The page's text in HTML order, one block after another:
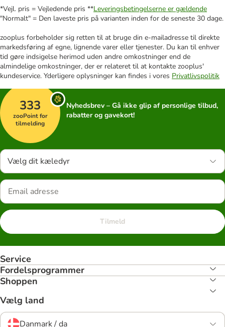
*Vejl. pris = Vejledende pris **Leveringsbetingelserne er gældende
"Normalt" = Den laveste pris på varianten inden for de seneste 30 dage.
zooplus forbeholder sig retten til at bruge din e-mailadresse til direkte
markedsføring af egne, lignende varer eller tjenester. Du kan til enhver
tid gøre indsigelse herimod uden andre omkostninger end de
almindelige omkostninger, der er relateret til at kontakte zooplus'
kundeservice. Yderligere oplysninger kan findes i vores Privatlivspolitik
333
zooPoint for
tilmelding
Nyhedsbrev – Gå ikke glip af personlige tilbud,
rabatter og gavekort!
Vælg dit kæledyr
Tilmeld
Service
Fordelsprogrammer
Shoppen
Vælg land
Danmark / da